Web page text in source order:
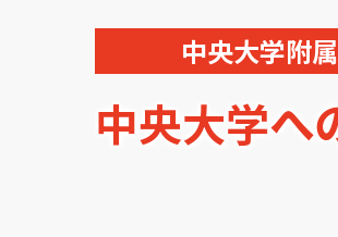
中央大学附
中央大学へ